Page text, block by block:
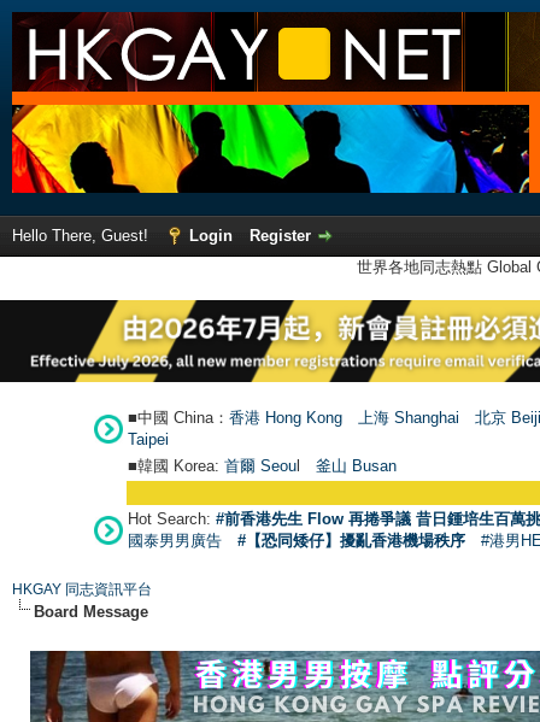
Hello There, Guest! Login
Register
世界各地同志熱點
■中國 China： 香港 Hong Kong 上海 Shanghai
北京
Taipei
■韓國 Korea: 首爾 Seoul 釜山 Busan
Hot Search: #前香港先生 Flow 再捲爭議 昔日鍾培生百萬
國泰男男廣告
#【恐同矮仔】擾亂香港機場秩序 #港男
HKGAY 同志資訊平台
Board Message